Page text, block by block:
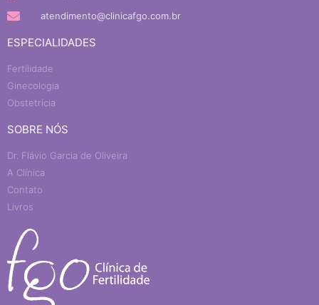
SOBRE NÓS
Dr. Flávio Garcia de Oliveira
A Clínica
Contato
Livros
ESPECIALIDADES
Fertilidade
Ginecologia
Obstetrícia
atendimento@clinicafgo.com.br